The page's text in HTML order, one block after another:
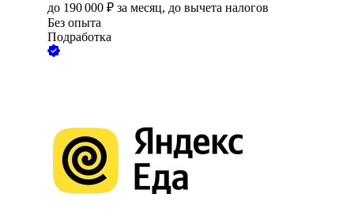
до 190 000 ₽ за месяц, до вычета налогов
Без опыта
Подработка